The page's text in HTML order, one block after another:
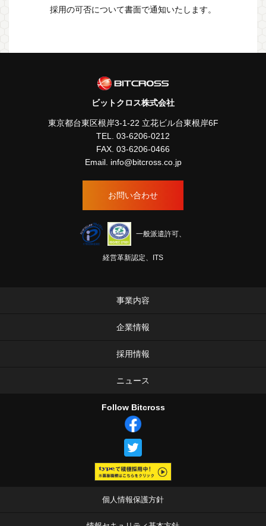
採用の可否について書面で通知いたします。
ビットクロス株式会社
東京都台東区根岸3-1-22 立花ビル台東根岸6F
TEL. 03-6206-0212
FAX. 03-6206-0466
Email. info@bitcross.co.jp
お問い合わせ
一般派遣許可、
経営革新認定、ITS
事業内容
企業情報
採用情報
ニュース
Follow Bitcross
個人情報保護方針